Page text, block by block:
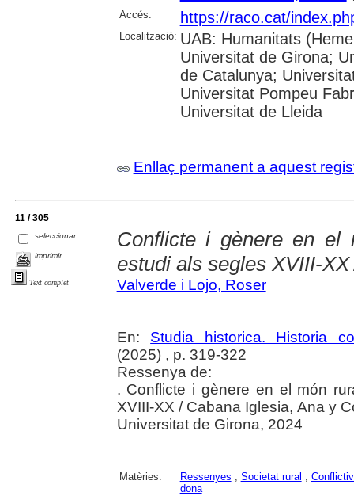
Accés: https://raco.cat/
Localització: UAB: Humanitats
Universitat de Girona;
de Catalunya;
Universitat Pompeu
Universitat de Lleida
Enllaç permanent a aquest
11 / 305
seleccionar
imprimir
Text complet
Conflicte i gènere en el
estudi als segles XVIII-XX
Valverde i Lojo, Roser
En: Studia historica. Historia
(2025) , p. 319-322
Ressenya de:
. Conflicte i gènere en el món
XVIII-XX / Cabana Iglesia, Ana y
Universitat de Girona, 2024
Matèries: Ressenyes ; Societat rural ;
dona